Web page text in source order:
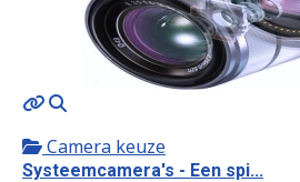
Camera keuze
Systeemcamera's - Een spi...